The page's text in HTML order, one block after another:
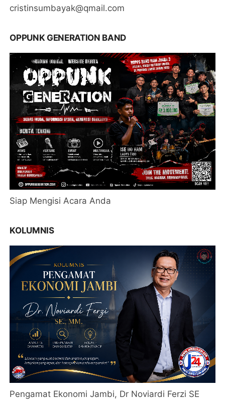
cristinsumbayak@qmail.com
OPPUNK GENERATION BAND
Siap Mengisi Acara Anda
KOLUMNIS
Pengamat Ekonomi Jambi, Dr Noviardi Ferzi SE